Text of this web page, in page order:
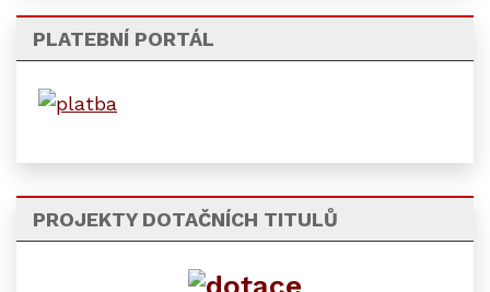
PLATEBNÍ PORTÁL
PROJEKTY DOTAČNÍCH TITULŮ